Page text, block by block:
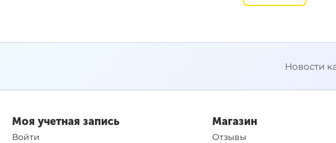
Новости
Моя учетная запись
Войти
Магазин
Отзывы